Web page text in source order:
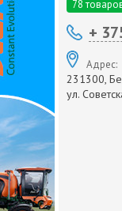
78
+
Адрес:
231300,
ул.